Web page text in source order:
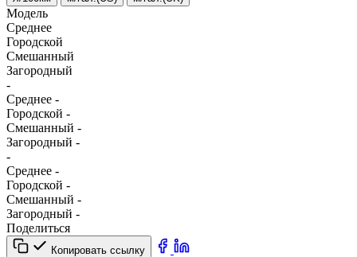
Модель
Среднее
Городской
Смешанный
Загородный
-
Среднее -
Городской -
Смешанный -
Загородный -
-
Среднее -
Городской -
Смешанный -
Загородный -
Поделиться
Копировать ссылку